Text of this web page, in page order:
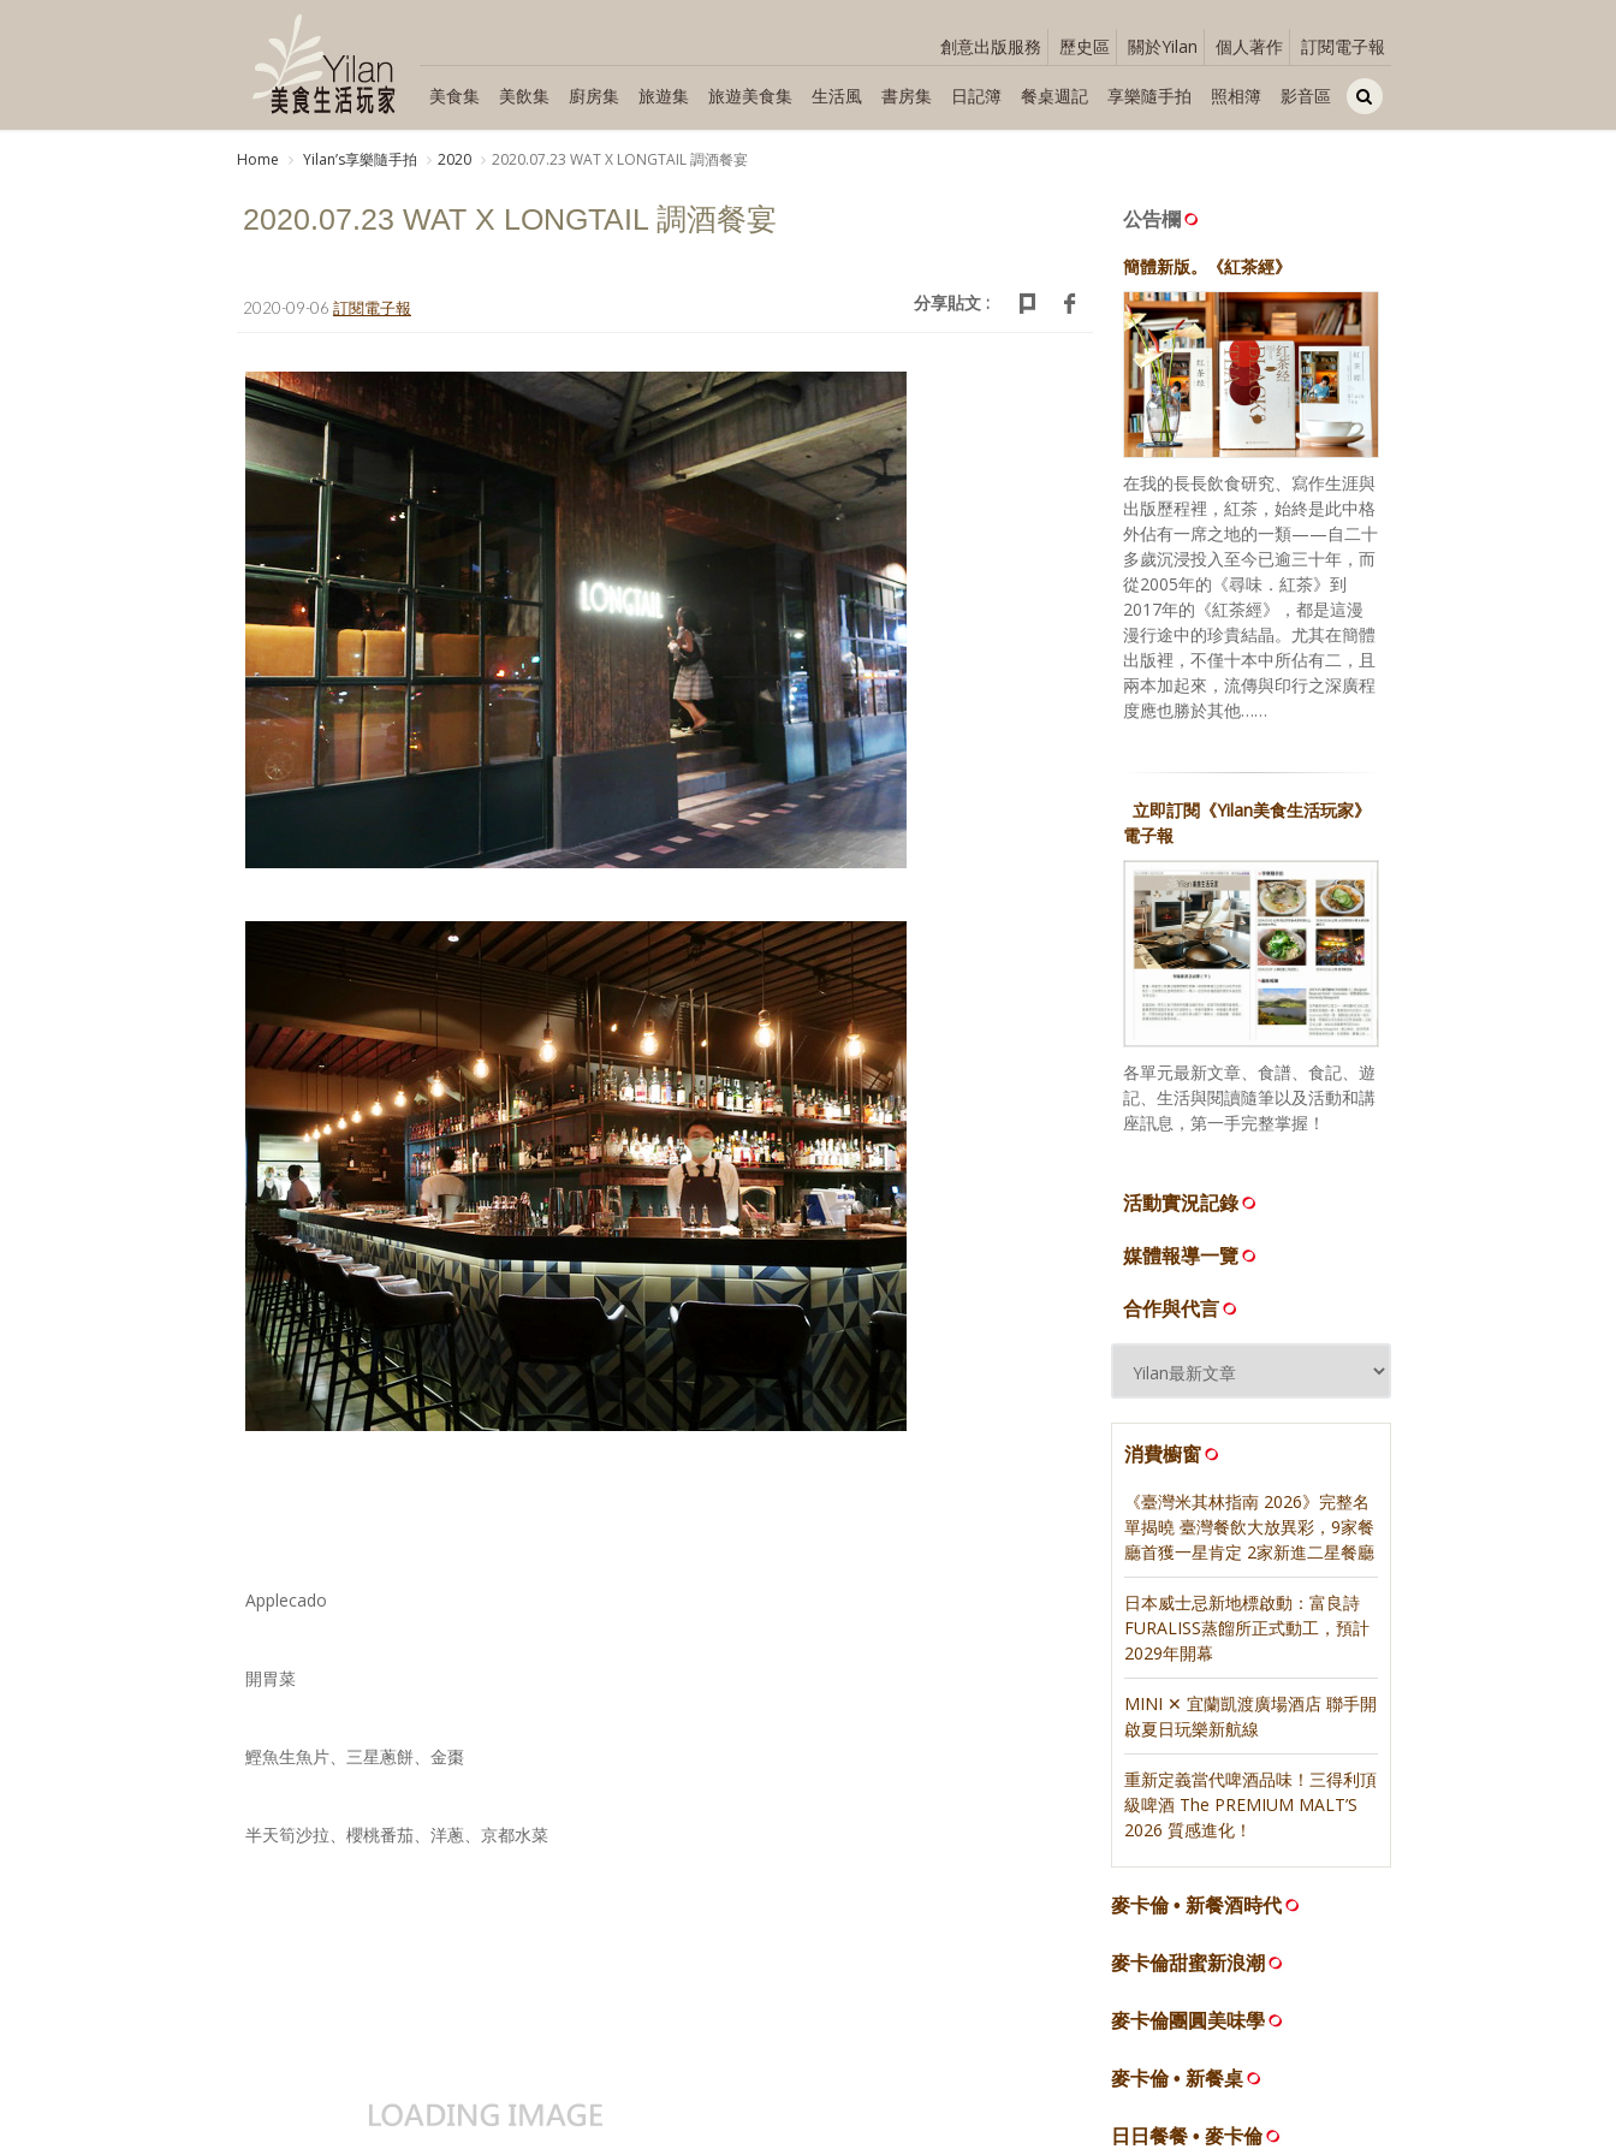
創意出版服務 歷史區 關於Yilan 個人著作 訂閱電子報
美食集 美飲集 廚房集 旅遊集 旅遊美食集 生活風 書房集 日記簿 餐桌週記 享樂隨手拍 照相簿 影音區
Home Yilanʼs享樂隨手拍 2020 2020.07.23 WAT X LONGTAIL 調酒餐宴
2020.07.23 WAT X LONGTAIL 調酒餐宴
2020-09-06 訂閱電子報 分享貼文 :
公告欄
簡體新版。《紅茶經》
在我的長長飲食研究、寫作生涯與
出版歷程裡，紅茶，始終是此中格
外佔有一席之地的一類——自二十
多歲沉浸投入至今已逾三十年，而
從2005年的《尋味．紅茶》到
2017年的《紅茶經》，都是這漫
漫行途中的珍貴結晶。尤其在簡體
出版裡，不僅十本中所佔有二，且
兩本加起來，流傳與印行之深廣程
度應也勝於其他……
立即訂閱《Yilan美食生活玩家》
電子報
各單元最新文章、食譜、食記、遊
記、生活與閱讀隨筆以及活動和講
座訊息，第一手完整掌握！
活動實況記錄
媒體報導一覽
合作與代言
消費櫥窗
《臺灣米其林指南 2026》完整名
單揭曉 臺灣餐飲大放異彩，9家餐
廳首獲一星肯定 2家新進二星餐廳
日本威士忌新地標啟動：富良詩
FURALISS蒸餾所正式動工，預計
2029年開幕
MINI ✕ 宜蘭凱渡廣場酒店 聯手開
啟夏日玩樂新航線
重新定義當代啤酒品味！三得利頂
級啤酒 The PREMIUM MALT’S
2026 質感進化！
麥卡倫 • 新餐酒時代
麥卡倫甜蜜新浪潮
麥卡倫團圓美味學
麥卡倫 • 新餐桌
日日餐餐 • 麥卡倫